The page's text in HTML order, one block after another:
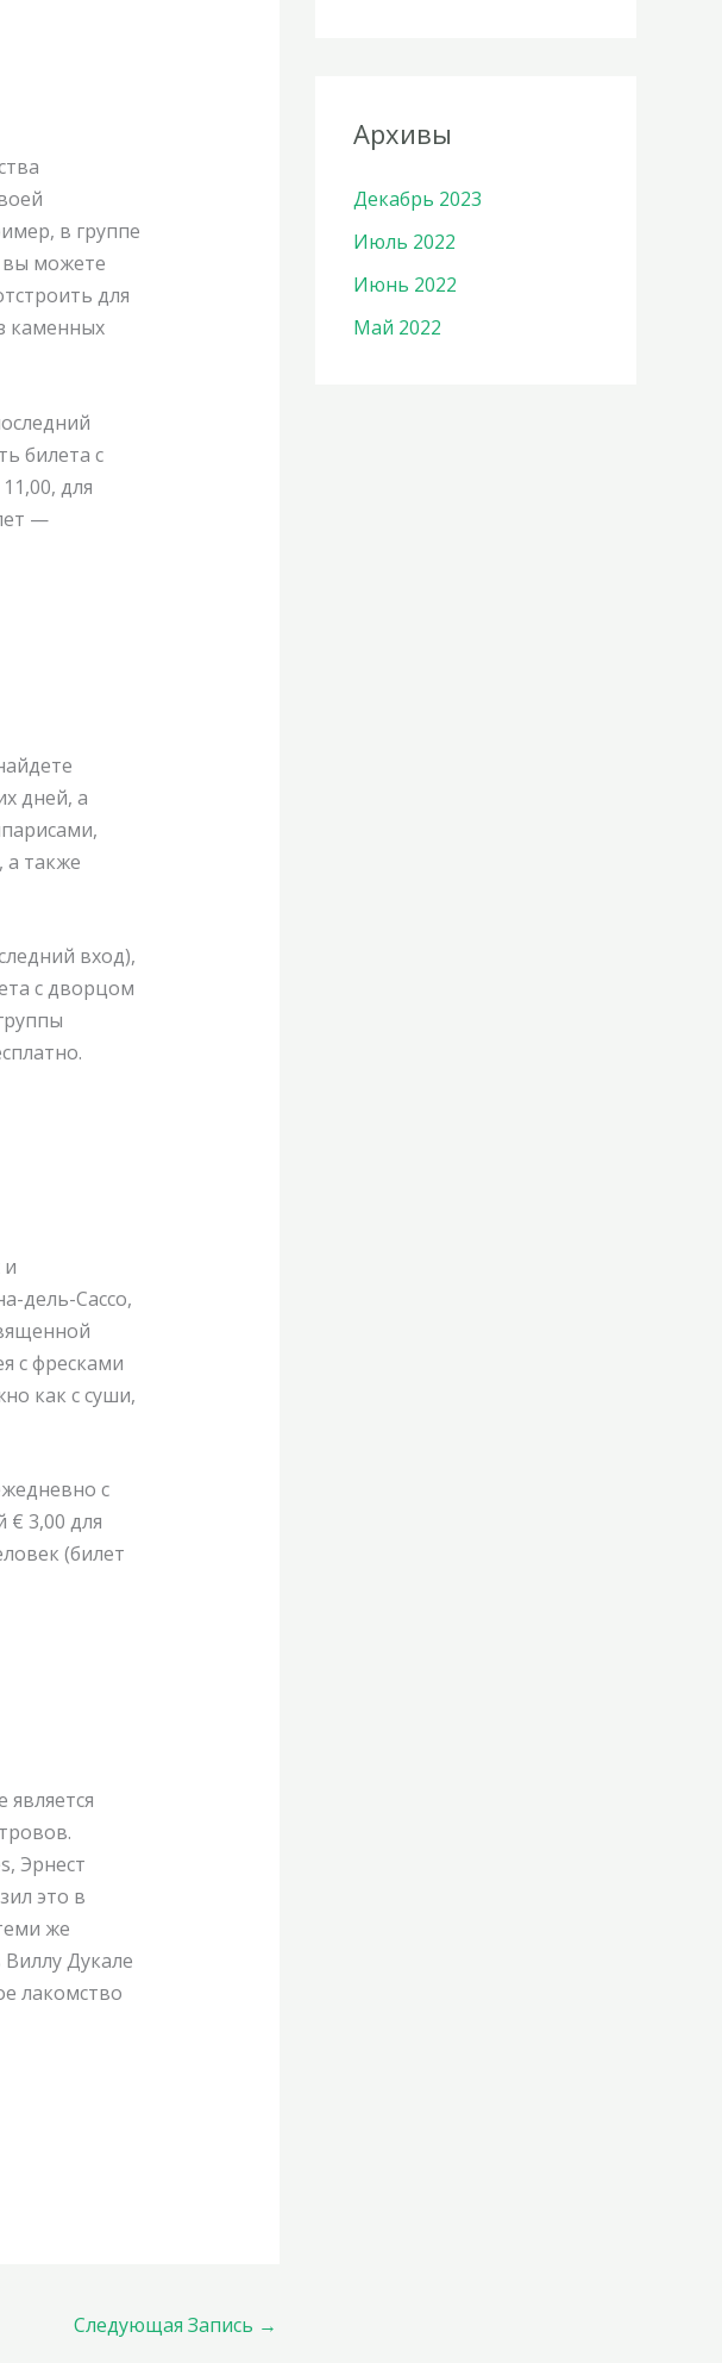
в группе
вы можете
для
каменных
билета с
для
—
дней, а
а также
вход),
с дворцом
дель-Сассо,
с фресками
как с суши,
с
€ 3,00 для
(билет
Эрнест
это в
же
Дукале
лакомство
Следующая Запись →
Архивы
Декабрь 2023
Июль 2022
Июнь 2022
Май 2022